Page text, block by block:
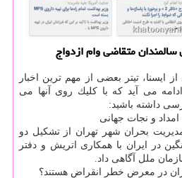
ایسنا، تیتر بعضی از مهم ترین اخبار
می آید كه با كلیك روی آنها می
داشته باشید:
و نجات جهانی
بحران شهر تهران از تشكیل دو
در ایران با همكاری اتریش و دفتر
ملل آگاهی داد.
در معرض خطر انقراض هستند؟